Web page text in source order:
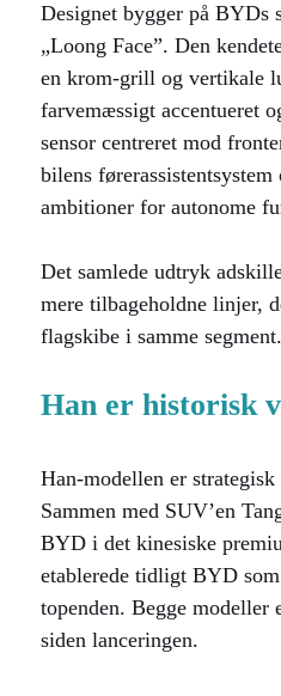
Designet bygger på BYDs
„Loong Face”. Den
en krom-grill og vertikale
farvemæssigt accentueret
sensor centreret mod
bilens
ambitioner for autonome
Det samlede udtryk
mere tilbageholdne linjer,
flagskibe i samme segment.
Han er historisk
Han-modellen er
Sammen med SUV’en
BYD i det kinesiske
etablerede tidligt BYD
topenden. Begge modeller
siden lanceringen.